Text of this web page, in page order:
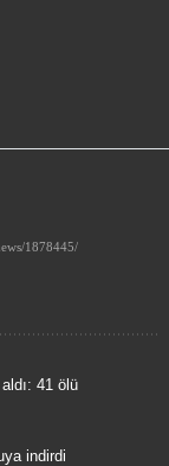
41 ölü
indirdi